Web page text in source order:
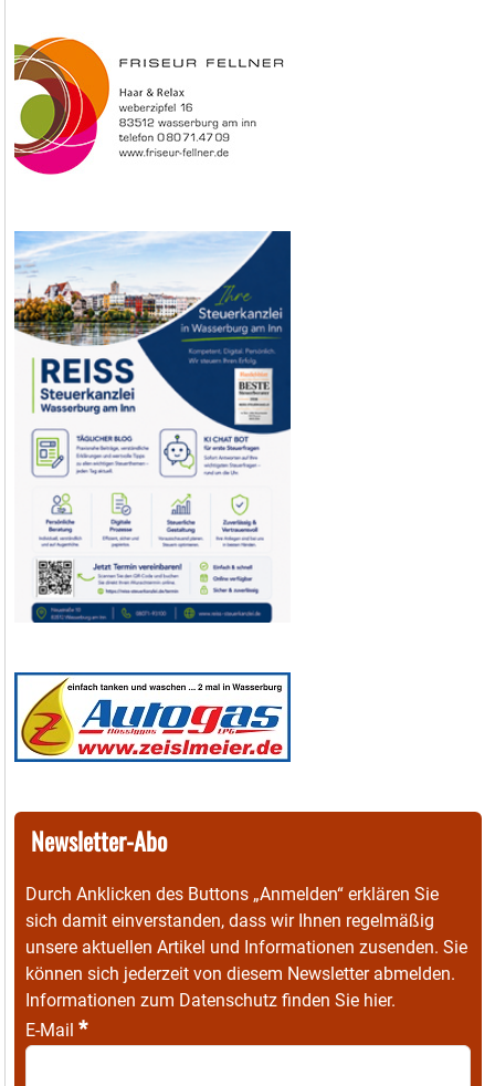
Newsletter-Abo
Durch Anklicken des Buttons „Anmelden“ erklären Sie
sich damit einverstanden, dass wir Ihnen regelmäßig
unsere aktuellen Artikel und Informationen zusenden. Sie
können sich jederzeit von diesem Newsletter abmelden.
Informationen zum Datenschutz finden Sie hier.
E-Mail *